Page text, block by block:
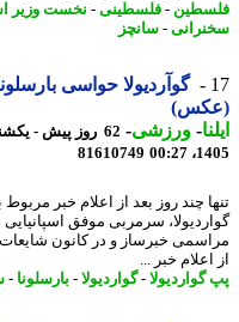
-فلسطینی-نخست وزیر
- سانچز
گوآردیولا حواسی بارسلونا
-ورزشی-
81610749
چند روز بعد از اعلام خبر مربوط به
سرمربی موفق اسپانیایی با
خبرساز و در کانون شایعات قرار
خبر ...
-گواردیولا -بارسلونا-